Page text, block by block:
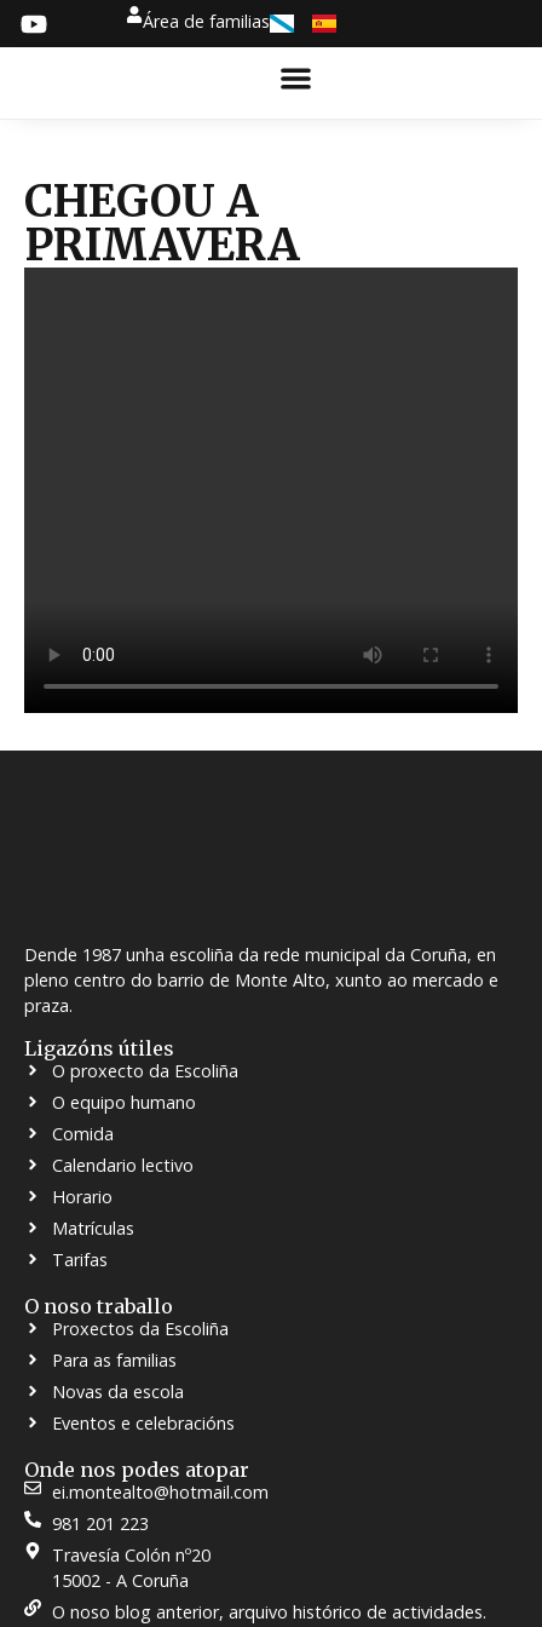
Área de familias
CHEGOU A
PRIMAVERA
Dende 1987 unha escoliña da rede municipal da Coruña, en
pleno centro do barrio de Monte Alto, xunto ao mercado e
praza.
Ligazóns útiles
O proxecto da Escoliña
O equipo humano
Comida
Calendario lectivo
Horario
Matrículas
Tarifas
O noso traballo
Proxectos da Escoliña
Para as familias
Novas da escola
Eventos e celebracións
Onde nos podes atopar
ei.montealto@hotmail.com
981 201 223
Travesía Colón nº20
15002 - A Coruña
O noso blog anterior, arquivo histórico de actividades.